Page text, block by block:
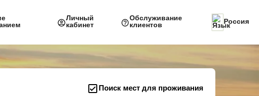
Личный
кабинет
Обслуживание
клиентов
Россия
Поиск мест для проживания